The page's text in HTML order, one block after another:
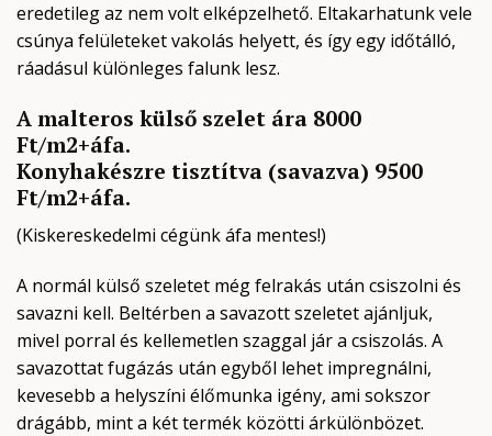
eredetileg az nem volt elképzelhető. Eltakarhatunk vele
csúnya felületeket vakolás helyett, és így egy időtálló,
ráadásul különleges falunk lesz.
A malteros külső szelet ára 8000
Ft/m2+áfa.
Konyhakészre tisztítva (savazva) 9500
Ft/m2+áfa.
(Kiskereskedelmi cégünk áfa mentes!)
A normál külső szeletet még felrakás után csiszolni és
savazni kell. Beltérben a savazott szeletet ajánljuk,
mivel porral és kellemetlen szaggal jár a csiszolás. A
savazottat fugázás után egyből lehet impregnálni,
kevesebb a helyszíni élőmunka igény, ami sokszor
drágább, mint a két termék közötti árkülönbözet.